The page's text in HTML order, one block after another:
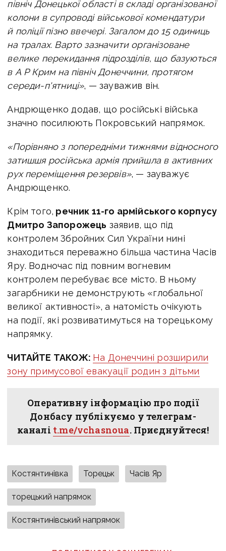
північ Донецької області в складі організованої
колони в супроводі військової комендатури
й поліції пізно ввечері. Загалом до 15 одиниць
на тралах. Варто зазначити організоване
велике перекидання підрозділів, що базуються
в А Р Кримна північ Донеччини, протягом
середи-п'ятниці», — зауважив він.
Андрющенко додав, що російські війська
значно посилюють Покровський напрямок.
«Порівняно з попередніми тижнями відносного
затишшя російська армія прийшла в активних
рух переміщення резервів», — зауважує
Андрющенко.
Крім того, речник 11-го армійського корпусу
Дмитро Запорожець заявив, що під
контролем Збройних Сил України нині
знаходиться переважно більша частина Часів
Яру. Водночас під повним вогневим
контролем перебуває все місто. В ньому
загарбники не демонструють «глобальної
великої активності», а натомість очікують
на події, які розвиватимуться на торецькому
напрямку.
ЧИТАЙТЕ ТАКОЖ: На Донеччині розширили
зону примусової евакуації родин з дітьми
Оперативну інформацію про події
Донбасу публікуємо у телеграм-
каналі t.me/vchasnoua. Приєднуйтеся!
Костянтинівка Торецьк Часів Яр
торецький напрямок
Костянтинівський напрямок